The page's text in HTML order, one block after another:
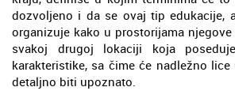
dozvoljeno i da se ovaj tip edukacije,
organizuje kako u prostorijama
svakoj drugoj lokaciji koja
karakteristike, sa čime će nadležno
detaljno biti upoznato.